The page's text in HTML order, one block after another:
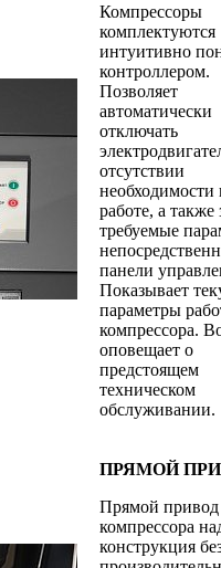
Компрессоры
комплектуются
интуитивно
контроллером.
Позволяет
автоматически
отключать
отсутствии
необходимости
работе, а также
требуемые
панели
Показывает
параметры
компрессора.
оповещает о
предстоящем
техническом
обслуживании.
ПРЯМОЙ
Прямой привод
компрессора
конструкция